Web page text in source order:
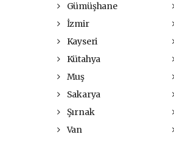
Gümüşhane
İzmir
Kayseri
Kütahya
Muş
Sakarya
Şırnak
Van